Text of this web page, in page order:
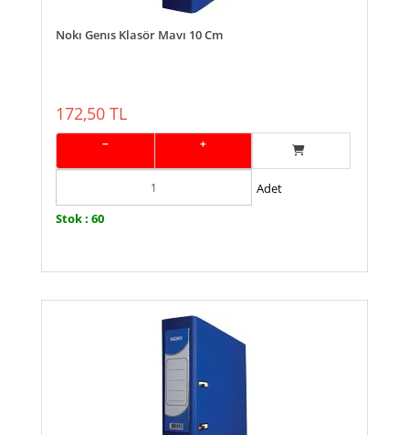
Nokı Genıs Klasör Mavı 10 Cm
172,50 TL
− +
Adet
Stok : 60